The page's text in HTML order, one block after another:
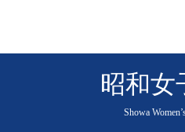
昭和女
Showa